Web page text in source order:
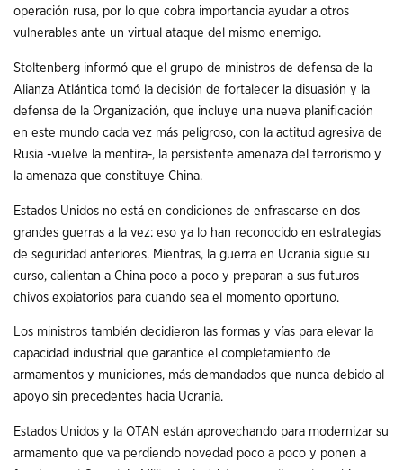
operación rusa, por lo que cobra importancia ayudar a otros
vulnerables ante un virtual ataque del mismo enemigo.
Stoltenberg informó que el grupo de ministros de defensa de la
Alianza Atlántica tomó la decisión de fortalecer la disuasión y la
defensa de la Organización, que incluye una nueva planificación
en este mundo cada vez más peligroso, con la actitud agresiva de
Rusia -vuelve la mentira-, la persistente amenaza del terrorismo y
la amenaza que constituye China.
Estados Unidos no está en condiciones de enfrascarse en dos
grandes guerras a la vez: eso ya lo han reconocido en estrategias
de seguridad anteriores. Mientras, la guerra en Ucrania sigue su
curso, calientan a China poco a poco y preparan a sus futuros
chivos expiatorios para cuando sea el momento oportuno.
Los ministros también decidieron las formas y vías para elevar la
capacidad industrial que garantice el completamiento de
armamentos y municiones, más demandados que nunca debido al
apoyo sin precedentes hacia Ucrania.
Estados Unidos y la OTAN están aprovechando para modernizar su
armamento que va perdiendo novedad poco a poco y ponen a